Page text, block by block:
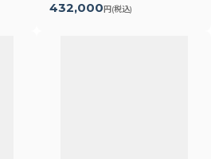
432,000円(税込)